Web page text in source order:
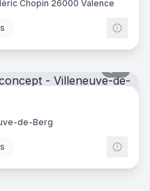
Chopin 26000 Valence
de-Berg‎
6